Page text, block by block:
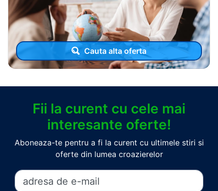
Cauta alta oferta
Fii la curent cu cele mai
interesante oferte!
Aboneaza-te pentru a fi la curent cu ultimele stiri si
oferte din lumea croazierelor